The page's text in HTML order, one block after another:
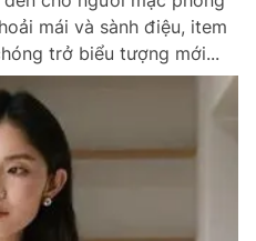
mái và sành điệu, item
trở biểu tượng mới...